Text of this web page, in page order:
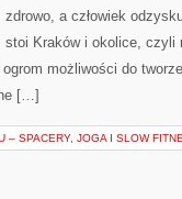
zdrowo, a człowiek
stoi Kraków i okolice, czyli
możliwości do
[…]
– SPACERY, JOGA I SLOW